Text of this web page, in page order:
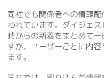
同社でも関係者への情報
われています。ダイジェ
時からの新着をまとめて
すが、ユーザーごとに内
ます。